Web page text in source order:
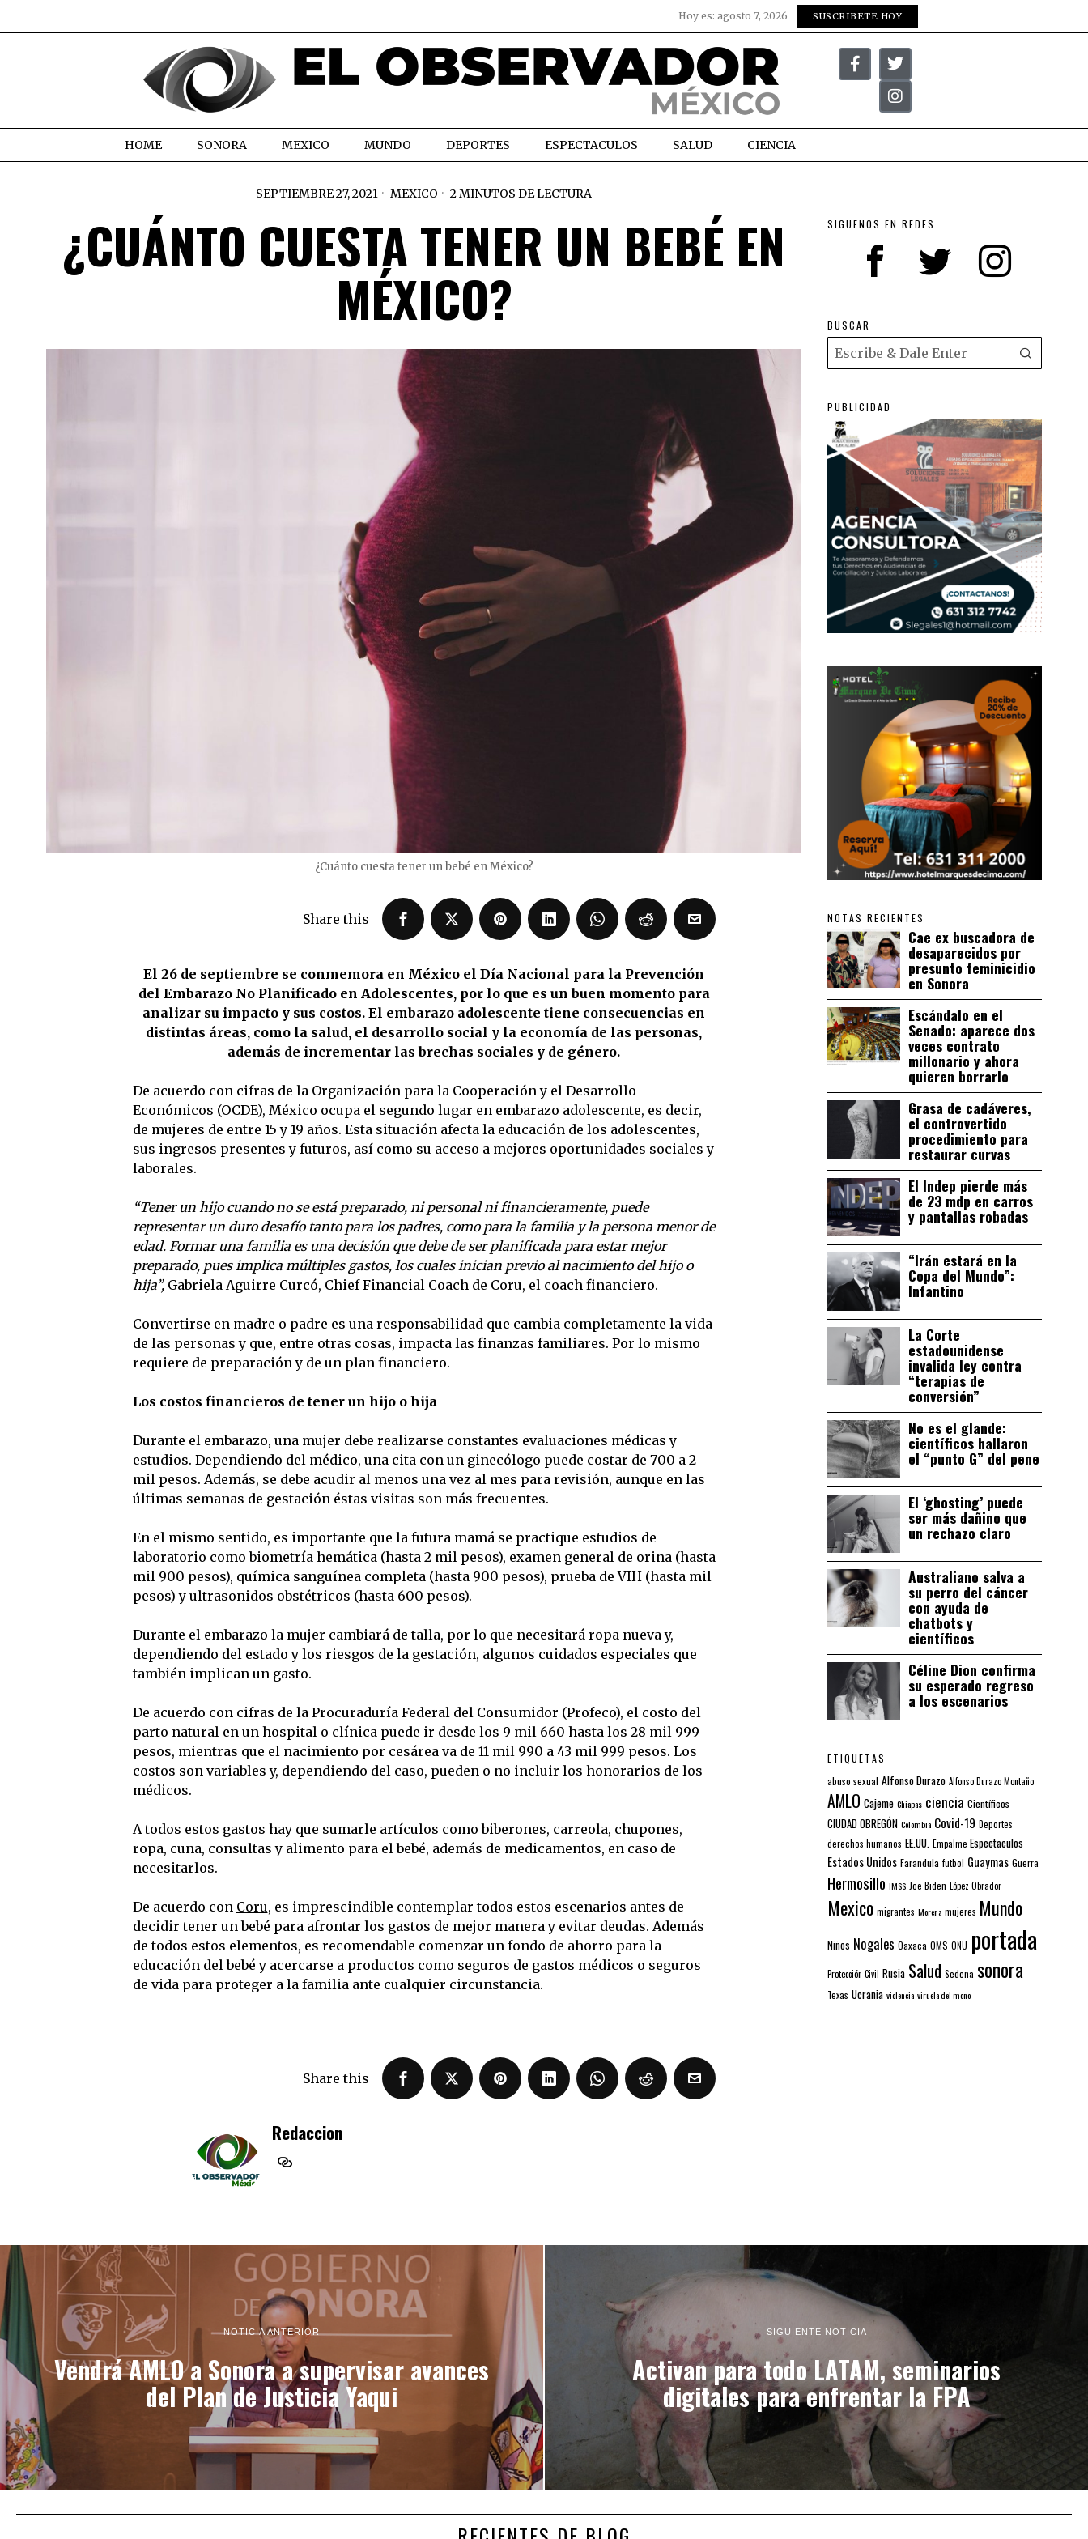
Hoy es: agosto 7, 2026 SUSCRIBETE HOY
HOME SONORA MEXICO MUNDO DEPORTES ESPECTACULOS SALUD CIENCIA
SEPTIEMBRE 27, 2021 MEXICO 2 MINUTOS DE LECTURA
¿CUÁNTO CUESTA TENER UN BEBÉ EN
MÉXICO?
¿Cuánto cuesta tener un bebé en México?
Share this
El 26 de septiembre se conmemora en México el Día Nacional para la Prevención
del Embarazo No Planificado en Adolescentes, por lo que es un buen momento para
analizar su impacto y sus costos. El embarazo adolescente tiene consecuencias en
distintas áreas, como la salud, el desarrollo social y la economía de las personas,
además de incrementar las brechas sociales y de género.
De acuerdo con cifras de la Organización para la Cooperación y el Desarrollo
Económicos (OCDE), México ocupa el segundo lugar en embarazo adolescente, es decir,
de mujeres de entre 15 y 19 años. Esta situación afecta la educación de los adolescentes,
sus ingresos presentes y futuros, así como su acceso a mejores oportunidades sociales y
laborales.
“Tener un hijo cuando no se está preparado, ni personal ni financieramente, puede
representar un duro desafío tanto para los padres, como para la familia y la persona menor de
edad. Formar una familia es una decisión que debe de ser planificada para estar mejor
preparado, pues implica múltiples gastos, los cuales inician previo al nacimiento del hijo o
hija”, Gabriela Aguirre Curcó, Chief Financial Coach de Coru, el coach financiero.
Convertirse en madre o padre es una responsabilidad que cambia completamente la vida
de las personas y que, entre otras cosas, impacta las finanzas familiares. Por lo mismo
requiere de preparación y de un plan financiero.
Los costos financieros de tener un hijo o hija
Durante el embarazo, una mujer debe realizarse constantes evaluaciones médicas y
estudios. Dependiendo del médico, una cita con un ginecólogo puede costar de 700 a 2
mil pesos. Además, se debe acudir al menos una vez al mes para revisión, aunque en las
últimas semanas de gestación éstas visitas son más frecuentes.
En el mismo sentido, es importante que la futura mamá se practique estudios de
laboratorio como biometría hemática (hasta 2 mil pesos), examen general de orina (hasta
mil 900 pesos), química sanguínea completa (hasta 900 pesos), prueba de VIH (hasta mil
pesos) y ultrasonidos obstétricos (hasta 600 pesos).
Durante el embarazo la mujer cambiará de talla, por lo que necesitará ropa nueva y,
dependiendo del estado y los riesgos de la gestación, algunos cuidados especiales que
también implican un gasto.
De acuerdo con cifras de la Procuraduría Federal del Consumidor (Profeco), el costo del
parto natural en un hospital o clínica puede ir desde los 9 mil 660 hasta los 28 mil 999
pesos, mientras que el nacimiento por cesárea va de 11 mil 990 a 43 mil 999 pesos. Los
costos son variables y, dependiendo del caso, pueden o no incluir los honorarios de los
médicos.
A todos estos gastos hay que sumarle artículos como biberones, carreola, chupones,
ropa, cuna, consultas y alimento para el bebé, además de medicamentos, en caso de
necesitarlos.
De acuerdo con Coru, es imprescindible contemplar todos estos escenarios antes de
decidir tener un bebé para afrontar los gastos de mejor manera y evitar deudas. Además
de todos estos elementos, es recomendable comenzar un fondo de ahorro para la
educación del bebé y acercarse a productos como seguros de gastos médicos o seguros
de vida para proteger a la familia ante cualquier circunstancia.
Share this
Redaccion
SIGUENOS EN REDES
BUSCAR
PUBLICIDAD
NOTAS RECIENTES
Cae ex buscadora de
desaparecidos por
presunto feminicidio
en Sonora
Escándalo en el
Senado: aparece dos
veces contrato
millonario y ahora
quieren borrarlo
Grasa de cadáveres,
el controvertido
procedimiento para
restaurar curvas
El Indep pierde más
de 23 mdp en carros
y pantallas robadas
“Irán estará en la
Copa del Mundo”:
Infantino
La Corte
estadounidense
invalida ley contra
“terapias de
conversión”
No es el glande:
científicos hallaron
el “punto G” del pene
El ‘ghosting’ puede
ser más dañino que
un rechazo claro
Australiano salva a
su perro del cáncer
con ayuda de
chatbots y
científicos
Céline Dion confirma
su esperado regreso
a los escenarios
ETIQUETAS
abuso sexual Alfonso Durazo Alfonso Durazo Montaño
AMLO Cajeme Chiapas ciencia Científicos
CIUDAD OBREGÓN Colombia Covid-19 Deportes
derechos humanos EE.UU. Empalme Espectaculos
Estados Unidos Farandula futbol Guaymas Guerra
Hermosillo IMSS Joe Biden López Obrador
Mexico migrantes Morena mujeres Mundo
Niños Nogales Oaxaca OMS ONU portada
Protección Civil Rusia Salud Sedena sonora
Texas Ucrania violencia viruela del mono
NOTICIA ANTERIOR
Vendrá AMLO a Sonora a supervisar avances
del Plan de Justicia Yaqui
SIGUIENTE NOTICIA
Activan para todo LATAM, seminarios
digitales para enfrentar la FPA